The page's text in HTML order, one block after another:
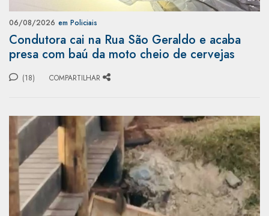
06/08/2026 em Policiais
Condutora cai na Rua São Geraldo e acaba
presa com baú da moto cheio de cervejas
(18) COMPARTILHAR